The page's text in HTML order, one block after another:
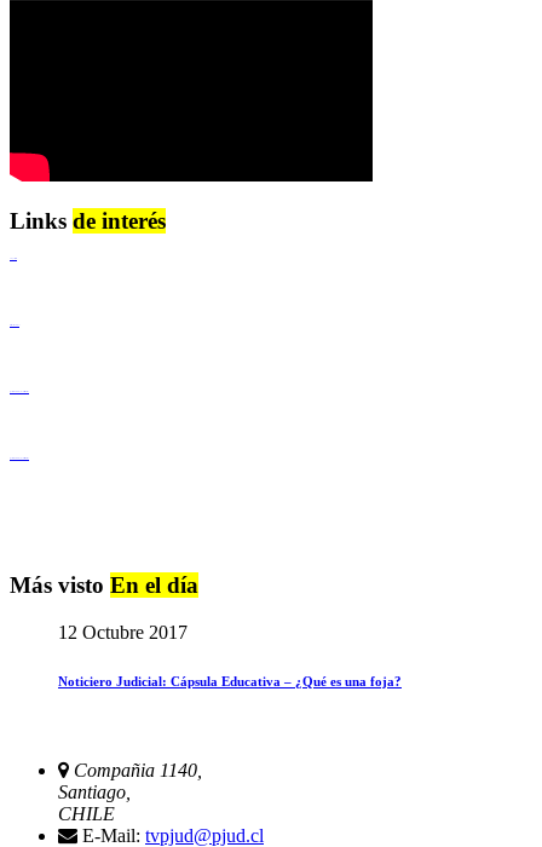
Links de interés
Más visto En el día
12 Octubre 2017
Noticiero Judicial: Cápsula Educativa – ¿Qué es una foja?
Compañia 1140,
Santiago,
CHILE
E-Mail: tvpjud@pjud.cl